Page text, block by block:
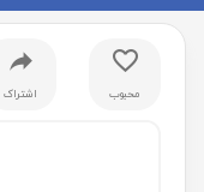
محبوب اشتراک